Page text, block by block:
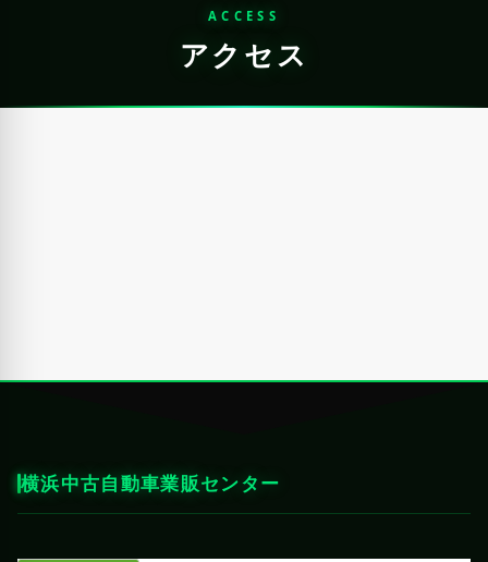
ACCESS
アクセス
横浜中古自動車業販センター